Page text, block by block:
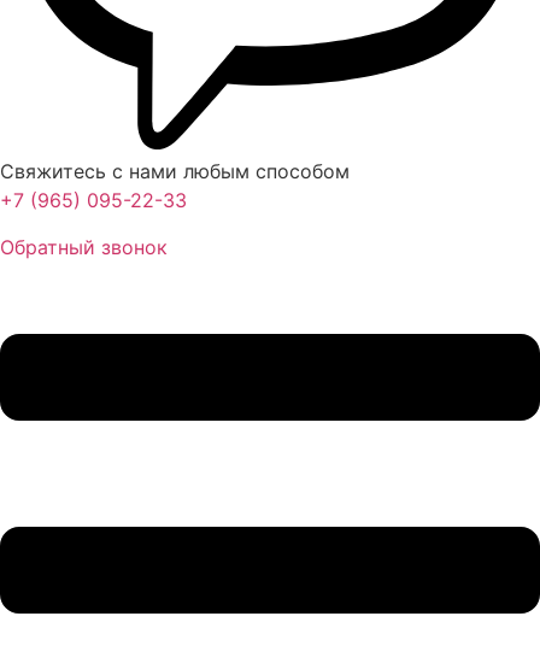
Свяжитесь с нами любым способом
+7 (965) 095-22-33
Обратный звонок